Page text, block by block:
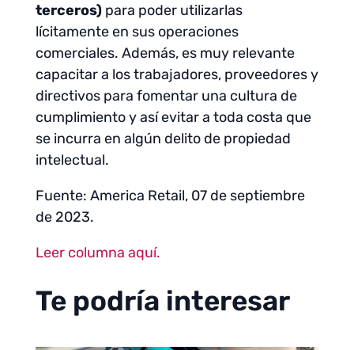
terceros)para poder utilizarlas
lícitamente en sus operaciones
comerciales. Además, es muy relevante
capacitar a los trabajadores, proveedores y
directivos para fomentar una cultura de
cumplimiento y así evitar a toda costa que
se incurra en algún delito de propiedad
intelectual.
Fuente: America Retail, 07 de septiembre
de 2023.
Leer columna aquí.
Te podría interesar